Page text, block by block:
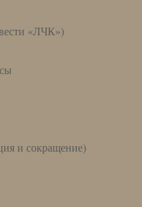
«ЛЧК»)
и сокращение)